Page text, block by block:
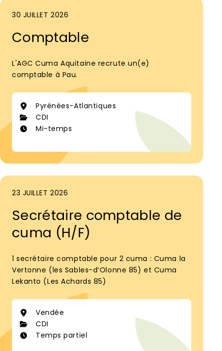
30 JUILLET 2026
Comptable
L'AGC Cuma Aquitaine recrute un(e)
comptable à Pau.
Pyrénées-Atlantiques
CDI
Mi-temps
23 JUILLET 2026
Secrétaire comptable de
cuma (H/F)
1 secrétaire comptable pour 2 cuma : Cuma la
Vertonne (les Sables-d’Olonne 85) et Cuma
Lekanto (Les Achards 85)
Vendée
CDI
Temps partiel